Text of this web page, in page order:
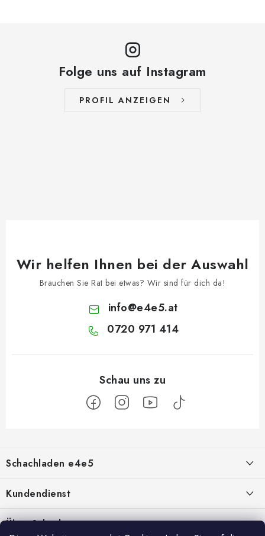
Folge uns auf Instagram
PROFIL ANZEIGEN
Wir helfen Ihnen bei der Auswahl
Brauchen Sie Rat bei etwas? Wir sind für dich da!
info@e4e5.at
0720 971 414
ß
z
e
i
Schachladen e4e5
Kontakt
Kundendienst
Geschäftsbedingungen
Über Schach